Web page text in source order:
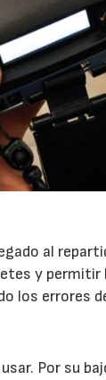
al
y permitir
los errores
Por su
07/2026